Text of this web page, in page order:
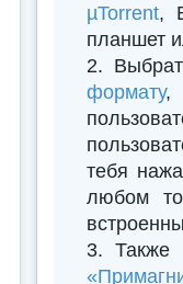
µTorrent,
планшет
2.
формату,
тебя
любом
3. Также